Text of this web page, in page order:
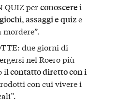
QUIZ perconoscere i
assaggi e quize
due giorni di
nel Roero più
ilcontatto diretto con i
con cui vivere i